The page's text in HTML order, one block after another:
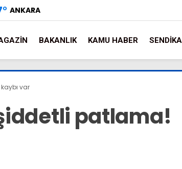
° ANKARA
BAKANLIK KAMU HABER SENDIKA
var
patlama!